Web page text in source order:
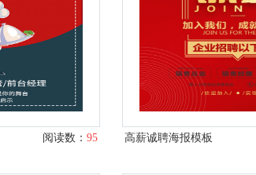
阅读数： 95 高薪诚聘海报模板